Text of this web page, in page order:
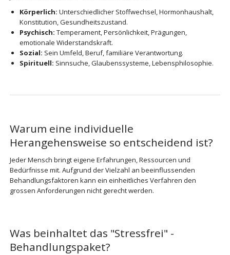
Körperlich: Unterschiedlicher Stoffwechsel, Hormonhaushalt,
Konstitution, Gesundheitszustand.
Psychisch: Temperament, Persönlichkeit, Prägungen,
emotionale Widerstandskraft.
Sozial: Sein Umfeld, Beruf, familiäre Verantwortung.
Spirituell: Sinnsuche, Glaubenssysteme, Lebensphilosophie.
Warum eine individuelle
Herangehensweise so entscheidend ist?
Jeder Mensch bringt eigene Erfahrungen, Ressourcen und
Bedürfnisse mit. Aufgrund der Vielzahl an beeinflussenden
Behandlungsfaktoren kann ein einheitliches Verfahren den
grossen Anforderungen nicht gerecht werden.
Was beinhaltet das "Stressfrei" -
Behandlungspaket?